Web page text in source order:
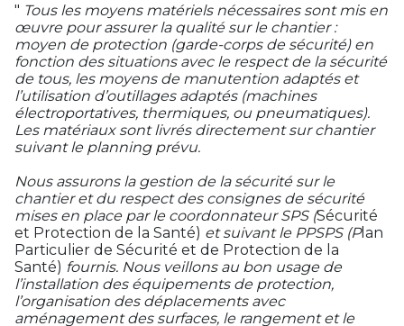
" Tous les moyens matériels nécessaires sont mis en
œuvre pour assurer la qualité sur le chantier :
moyen de protection (garde-corps de sécurité) en
fonction des situations avec le respect de la sécurité
de tous, les moyens de manutention adaptés et
l’utilisation d’outillages adaptés (machines
électroportatives, thermiques, ou pneumatiques).
Les matériaux sont livrés directement sur chantier
suivant le planning prévu.
Nous assurons la gestion de la sécurité sur le
chantier et du respect des consignes de sécurité
mises en place par le coordonnateur SPS (Sécurité
et Protection de la Santé) et suivant le PPSPS (Plan
Particulier de Sécurité et de Protection de la
Santé) fournis. Nous veillons au bon usage de
l’installation des équipements de protection,
l’organisation des déplacements avec
aménagement des surfaces, le rangement et le